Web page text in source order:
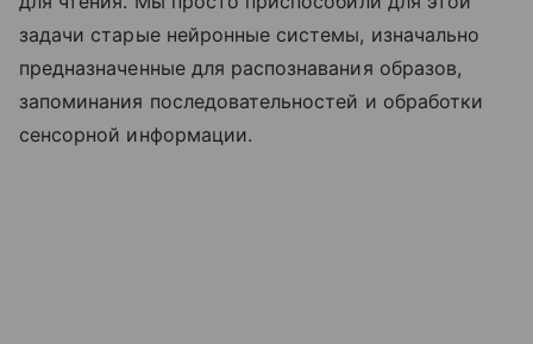
задачи старые нейронные системы, изначально
предназначенные для распознавания образов,
запоминания последовательностей и обработки
сенсорной информации.